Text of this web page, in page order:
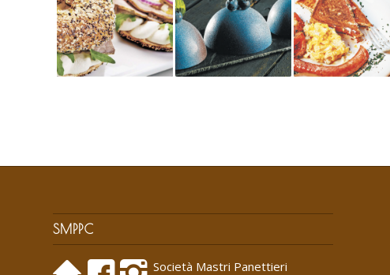
SMPPC
Società Mastri Panettieri